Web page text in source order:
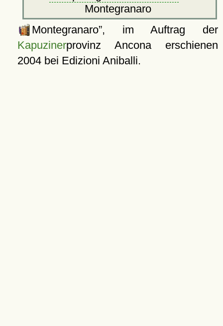
Montegranaro
Montegranaro , im Auftrag der
Kapuzinerprovinz Ancona erschienen
2004 bei Edizioni Aniballi.